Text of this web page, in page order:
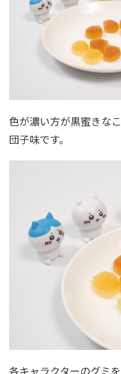
色が濃い方が黒蜜きな
団子味です。
各キャラクターのグミ